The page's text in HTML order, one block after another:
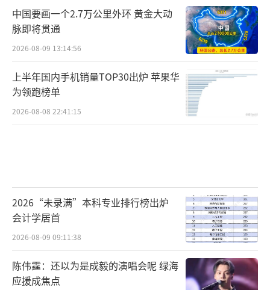
中国要画一个2.7万公里外环 黄金大动
脉即将贯通
2026-08-09 13:14:56
上半年国内手机销量TOP30出炉 苹果华
为领跑榜单
2026-08-08 22:41:15
2026“未录满”本科专业排行榜出炉
会计学居首
2026-08-09 09:11:38
陈伟霆：还以为是成毅的演唱会呢 绿海
应援成焦点